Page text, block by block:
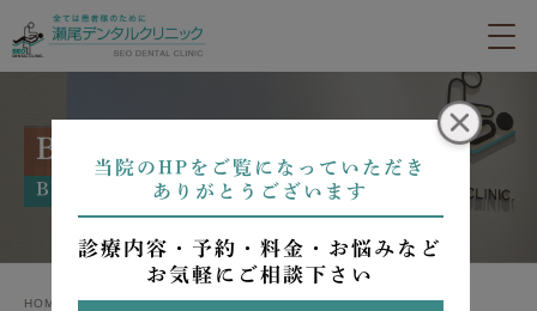
当院のHPをご覧になっていただき
ありがとうございます
診療内容・予約・料金・お悩みなど
お気軽にご相談下さい
BLOG
BLOG
HOME BLOG どなたでも安心して通っていただける歯医者です